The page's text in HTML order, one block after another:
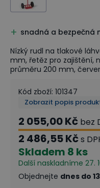
snadná a bezpečná
Nízký rudl na tlakové
mm, řetěz pro zajištění,
průměru 200 mm,
Kód zboží: 101347
Zobrazit popis
2 055,00 Kč bez
2 486,55 Kčs
Skladem 8 ks
Další naskladníme 27.
Objednejte dnes do